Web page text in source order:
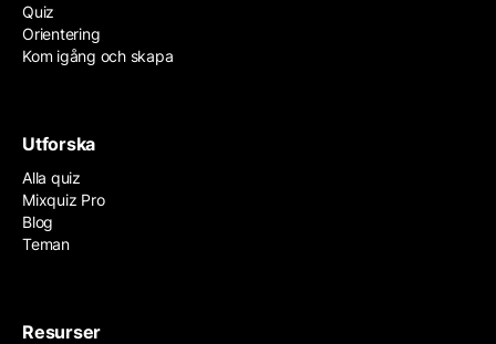
Quiz
Orientering
Kom igång och skapa
Utforska
Alla quiz
Mixquiz Pro
Blog
Teman
Resurser